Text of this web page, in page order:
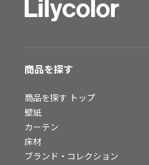
仙台ショールーム
お客様サポート
お客様サポート トップ
資料ダウンロード
画像ダウンロード
動画一覧
お手入れ便利帳
商品を探す
商品を探す トップ
壁紙
カーテン
床材
ブランド・コレクション